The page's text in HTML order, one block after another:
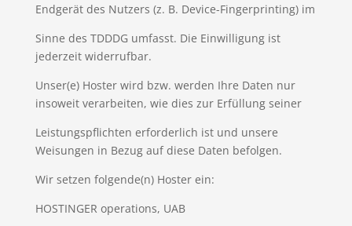
Endgerät des Nutzers (z. B. Device-Fingerprinting) im
Sinne des TDDDG umfasst. Die Einwilligung ist
jederzeit widerrufbar.
Unser(e) Hoster wird bzw. werden Ihre Daten nur
insoweit verarbeiten, wie dies zur Erfüllung seiner
Leistungspflichten erforderlich ist und unsere
Weisungen in Bezug auf diese Daten befolgen.
Wir setzen folgende(n) Hoster ein:
HOSTINGER operations, UAB